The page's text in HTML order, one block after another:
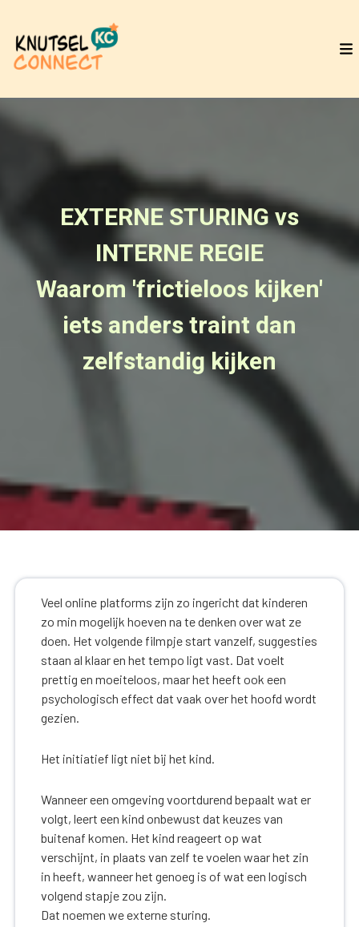
EXTERNE STURING vs
INTERNE REGIE
Waarom 'frictieloos kijken'
iets anders traint dan
zelfstandig kijken
Veel online platforms zijn zo ingericht dat kinderen
zo min mogelijk hoeven na te denken over wat ze
doen. Het volgende filmpje start vanzelf, suggesties
staan al klaar en het tempo ligt vast. Dat voelt
prettig en moeiteloos, maar het heeft ook een
psychologisch effect dat vaak over het hoofd wordt
gezien.
Het initiatief ligt niet bij het kind.
Wanneer een omgeving voortdurend bepaalt wat er
volgt, leert een kind onbewust dat keuzes van
buitenaf komen. Het kind reageert op wat
verschijnt, in plaats van zelf te voelen waar het zin
in heeft, wanneer het genoeg is of wat een logisch
volgend stapje zou zijn.
Dat noemen we externe sturing.